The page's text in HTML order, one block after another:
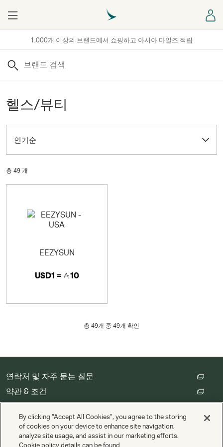
1,000개 이상의 브랜드에서 쇼핑하고 아시아 마일즈 적립
Menu
검색
헬스/뷰티
인기순
총 49 개
EEZYSUN
USD1 = 10
총 49개 중 49개 확인
연락처 및 자주 묻는 질문
약관 & 조건
쿠키 설정
By clicking “Accept All Cookies”, you agree to the storing
of cookies on your device to enhance site navigation,
analyze site usage, and assist in our marketing efforts.
Cookie policy details can be found